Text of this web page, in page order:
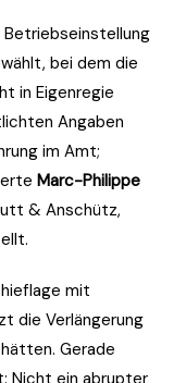
bei dem die
in Eigenregie
Angaben
im Amt;
Marc-Philippe
& Anschütz,
mit
die Verlängerung
Gerade